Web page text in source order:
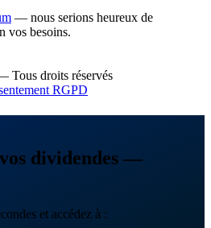
— nous serions heureux de
vos besoins.
Tous droits réservés
RGPD
dividendes —
et accédez à :